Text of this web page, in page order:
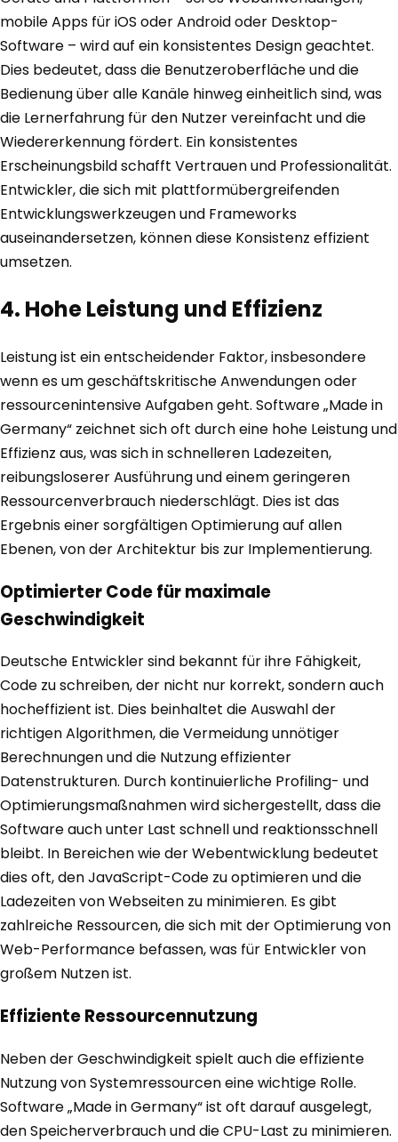
mobile Apps für iOS oder Android oder Desktop-
Software – wird auf ein konsistentes Design geachtet.
Dies bedeutet, dass die Benutzeroberfläche und die
Bedienung über alle Kanäle hinweg einheitlich sind, was
die Lernerfahrung für den Nutzer vereinfacht und die
Wiedererkennung fördert. Ein konsistentes
Erscheinungsbild schafft Vertrauen und Professionalität.
Entwickler, die sich mit plattformübergreifenden
Entwicklungswerkzeugen und Frameworks
auseinandersetzen, können diese Konsistenz effizient
umsetzen.
4. Hohe Leistung und Effizienz
Leistung ist ein entscheidender Faktor, insbesondere
wenn es um geschäftskritische Anwendungen oder
ressourcenintensive Aufgaben geht. Software „Made in
Germany“ zeichnet sich oft durch eine hohe Leistung und
Effizienz aus, was sich in schnelleren Ladezeiten,
reibungsloserer Ausführung und einem geringeren
Ressourcenverbrauch niederschlägt. Dies ist das
Ergebnis einer sorgfältigen Optimierung auf allen
Ebenen, von der Architektur bis zur Implementierung.
Optimierter Code für maximale
Geschwindigkeit
Deutsche Entwickler sind bekannt für ihre Fähigkeit,
Code zu schreiben, der nicht nur korrekt, sondern auch
hocheffizient ist. Dies beinhaltet die Auswahl der
richtigen Algorithmen, die Vermeidung unnötiger
Berechnungen und die Nutzung effizienter
Datenstrukturen. Durch kontinuierliche Profiling- und
Optimierungsmaßnahmen wird sichergestellt, dass die
Software auch unter Last schnell und reaktionsschnell
bleibt. In Bereichen wie der Webentwicklung bedeutet
dies oft, den JavaScript-Code zu optimieren und die
Ladezeiten von Webseiten zu minimieren. Es gibt
zahlreiche Ressourcen, die sich mit der Optimierung von
Web-Performance befassen, was für Entwickler von
großem Nutzen ist.
Effiziente Ressourcennutzung
Neben der Geschwindigkeit spielt auch die effiziente
Nutzung von Systemressourcen eine wichtige Rolle.
Software „Made in Germany“ ist oft darauf ausgelegt,
den Speicherverbrauch und die CPU-Last zu minimieren.